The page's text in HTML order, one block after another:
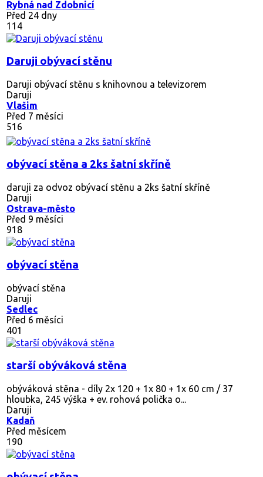
Rybná nad Zdobnicí
Před 24 dny
114
Daruji obývací stěnu
Daruji obývací stěnu s knihovnou a televizorem
Daruji
Vlašim
Před 7 měsíci
516
obývací stěna a 2ks šatní skříně
daruji za odvoz obývací stěnu a 2ks šatní skříně
Daruji
Ostrava-město
Před 9 měsíci
918
obývací stěna
obývací stěna
Daruji
Sedlec
Před 6 měsíci
401
starší obýváková stěna
obýváková stěna - díly 2x 120 + 1x 80 + 1x 60 cm / 37
hloubka, 245 výška + ev. rohová polička o...
Daruji
Kadaň
Před měsícem
190